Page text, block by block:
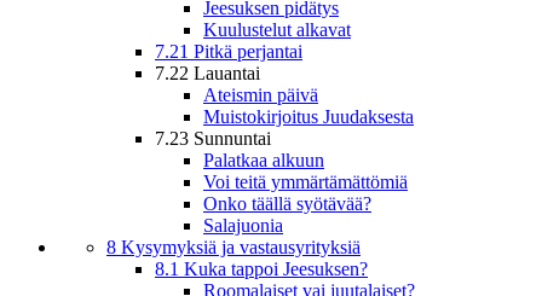
Jeesuksen pidätys
Kuulustelut alkavat
7.21 Pitkä perjantai
7.22 Lauantai
Ateismin päivä
Muistokirjoitus Juudaksesta
7.23 Sunnuntai
Palatkaa alkuun
Voi teitä ymmärtämättömiä
Onko täällä syötävää?
Salajuonia
8 Kysymyksiä ja vastausyrityksiä
8.1 Kuka tappoi Jeesuksen?
Roomalaiset vai juutalaiset?